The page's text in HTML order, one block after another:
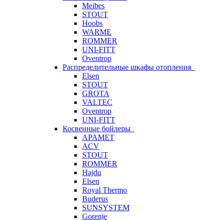
Meibes
STOUT
Hoobs
WARME
ROMMER
UNI-FITT
Oventrop
Распределительные шкафы отопления
Elsen
STOUT
GROTA
VALTEC
Oventrop
UNI-FITT
Косвенные бойлеры
APAMET
ACV
STOUT
ROMMER
Hajdu
Elsen
Royal Thermo
Buderus
SUNSYSTEM
Gorenje